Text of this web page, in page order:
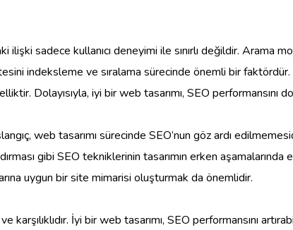
sadece kullanıcı deneyimi ile sınırlı değildir. Arama
indeksleme ve sıralama sürecinde önemli bir faktördür.
Dolayısıyla, iyi bir web tasarımı, SEO performansını
web tasarımı sürecinde SEO’nun göz ardı
gibi SEO tekniklerinin tasarımın erken
uygun bir site mimarisi oluşturmak da önemlidir.
karşılıklıdır. İyi bir web tasarımı, SEO performansını